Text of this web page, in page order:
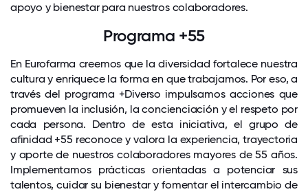
apoyo y bienestar para nuestros colaboradores.
Programa +55
En Eurofarma creemos que la diversidad fortalece nuestra
cultura y enriquece la forma en que trabajamos. Por eso, a
través del programa +Diverso impulsamos acciones que
promueven la inclusión, la concienciación y el respeto por
cada persona. Dentro de esta iniciativa, el grupo de
afinidad +55 reconoce y valora la experiencia, trayectoria
y aporte de nuestros colaboradores mayores de 55 años.
Implementamos prácticas orientadas a potenciar sus
talentos, cuidar su bienestar y fomentar el intercambio de